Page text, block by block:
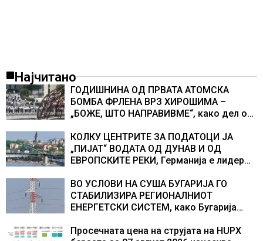
Најчитано
ГОДИШНИНА ОД ПРВАТА АТОМСКА
БОМБА ФРЛЕНА ВРЗ ХИРОШИМА –
„БОЖЕ, ШТО НАПРАВИВМЕ“, како дел од
учесниците во бомбардирањето го
доживуваа овој настан што го промени
текот на историјата
КОЛКУ ЦЕНТРИТЕ ЗА ПОДАТОЦИ ЈА
„ПИЈАТ“ ВОДАТА ОД ДУНАВ И ОД
ЕВРОПСКИТЕ РЕКИ, Германија е лидер
центри за податоци
ВО УСЛОВИ НА СУША БУГАРИЈА ГО
СТАБИЛИЗИРА РЕГИОНАЛНИОТ
ЕНЕРГЕТСКИ СИСТЕМ, како Бугарија
складирање на енергија од батерии
Просечната цена на струјата на HUPX